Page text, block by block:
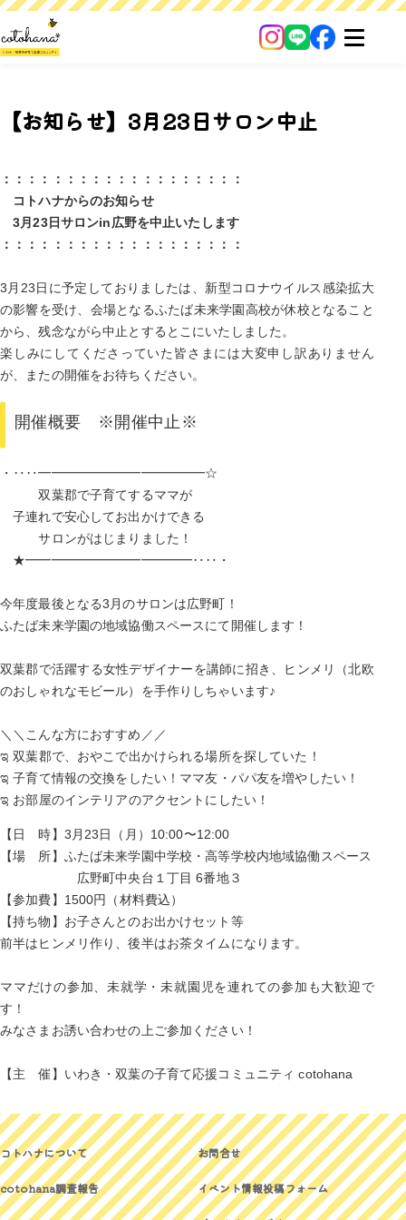
【お知らせ】3月23日サロン中止
：：：：：：：：：：：：：：：：：：：
コトハナからのお知らせ
3月23日サロンin広野を中止いたします
：：：：：：：：：：：：：：：：：：：
3月23日に予定しておりましたは、新型コロナウイルス感染拡大
の影響を受け、会場となるふたば未来学園高校が休校となること
から、残念ながら中止とするとこにいたしました。
楽しみにしてくださっていた皆さまには大変申し訳ありません
が、またの開催をお待ちください。
開催概要 ※開催中止※
・‥‥━━━━━━━━━━━━━☆
双葉郡で子育てするママが
子連れで安心してお出かけできる
サロンがはじまりました！
★━━━━━━━━━━━━━‥‥・
今年度最後となる3月のサロンは広野町！
ふたば未来学園の地域協働スペースにて開催します！
双葉郡で活躍する女性デザイナーを講師に招き、ヒンメリ（北欧
のおしゃれなモビール）を手作りしちゃいます♪
＼＼こんな方におすすめ／／
ಇ 双葉郡で、おやこで出かけられる場所を探していた！
ಇ 子育て情報の交換をしたい！ママ友・パパ友を増やしたい！
ಇ お部屋のインテリアのアクセントにしたい！
【日 時】3月23日（月）10:00〜12:00
【場 所】ふたば未来学園中学校・高等学校内地域協働スペース
広野町中央台１丁目 6番地３
【参加費】1500円（材料費込）
【持ち物】お子さんとのお出かけセット等
前半はヒンメリ作り、後半はお茶タイムになります。
ママだけの参加、未就学・未就園児を連れての参加も大歓迎で
す！
みなさまお誘い合わせの上ご参加ください！
【主 催】いわき・双葉の子育て応援コミュニティ cotohana
コトハナについて
cotohana調査報告
お問合せ
イベント情報投稿フォーム